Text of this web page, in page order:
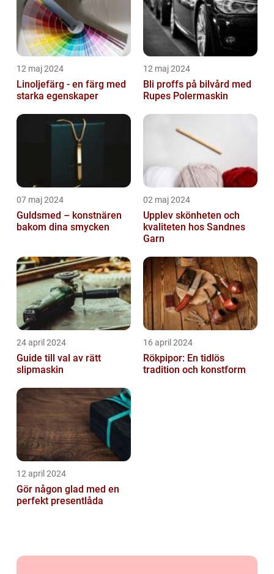
12 maj 2024
Linoljefärg - en färg med
starka egenskaper
12 maj 2024
Bli proffs på bilvård med
Rupes Polermaskin
07 maj 2024
Guldsmed – konstnären
bakom dina smycken
02 maj 2024
Upplev skönheten och
kvaliteten hos Sandnes
Garn
24 april 2024
Guide till val av rätt
slipmaskin
16 april 2024
Rökpipor: En tidlös
tradition och konstform
12 april 2024
Gör någon glad med en
perfekt presentlåda